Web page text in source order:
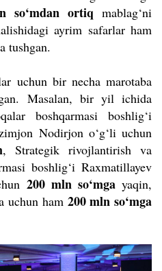
so‘mdan ortiq mablag‘ni
ayrim safarlar ham
tushgan.
uchun bir necha marotaba
Masalan, bir yil ichida
boshqarmasi boshlig‘i
Nodirjon o‘g‘li uchun
, Strategik rivojlantirish va
boshlig‘i Raxmatillayev
200 mln so‘mgayaqin,
uchun ham 200 mln so‘mga